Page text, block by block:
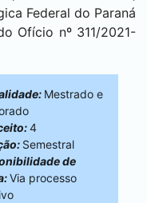
Federal do Paraná
Ofício nº 311/2021-
Mestrado e
4
Semestral
de
Via processo